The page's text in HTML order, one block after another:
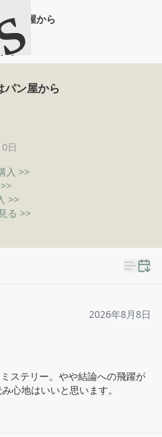
パン屋から
ら
パン屋から
日
入 >>
>>
る >>
2026年8月8日
ステリー。やや結論への飛躍が
心地はいいと思います。